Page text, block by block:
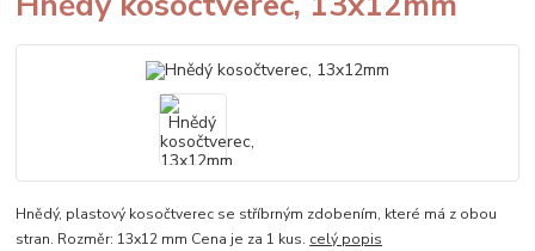
Hnědý, plastový kosočtverec se stříbrným zdobením, které má z obou
stran. Rozměr: 13x12 mm Cena je za 1 kus. celý popis